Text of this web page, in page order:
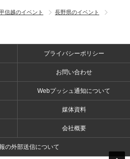
信越のイベント
長野県のイベント
プライバシーポリシー
お問い合わせ
Webプッシュ通知について
媒体資料
会社概要
の外部送信について